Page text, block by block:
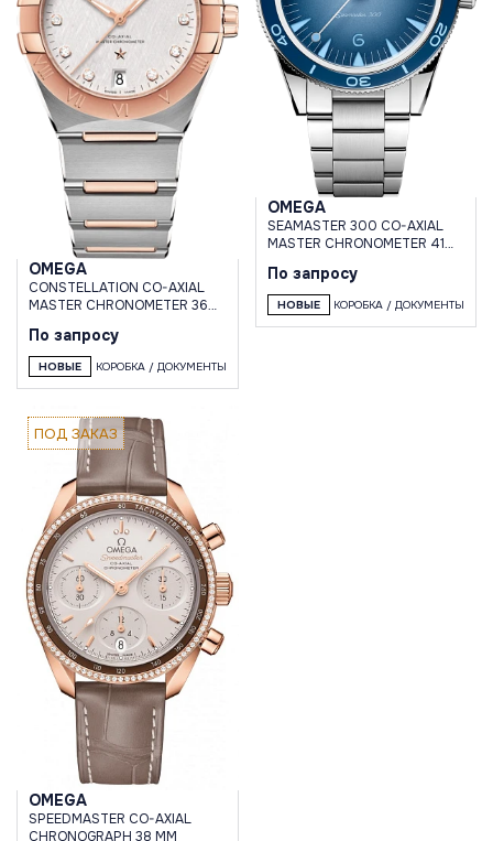
OMEGA
CONSTELLATION CO-AXIAL
MASTER CHRONOMETER 36
По запросу
НОВЫЕ КОРОБКА / ДОКУМЕНТЫ
OMEGA
SEAMASTER 300 CO-AXIAL
MASTER CHRONOMETER 41
По запросу
НОВЫЕ КОРОБКА / ДОКУМЕНТЫ
ПОД ЗАКАЗ
OMEGA
SPEEDMASTER CO-AXIAL
CHRONOGRAPH 38 MM